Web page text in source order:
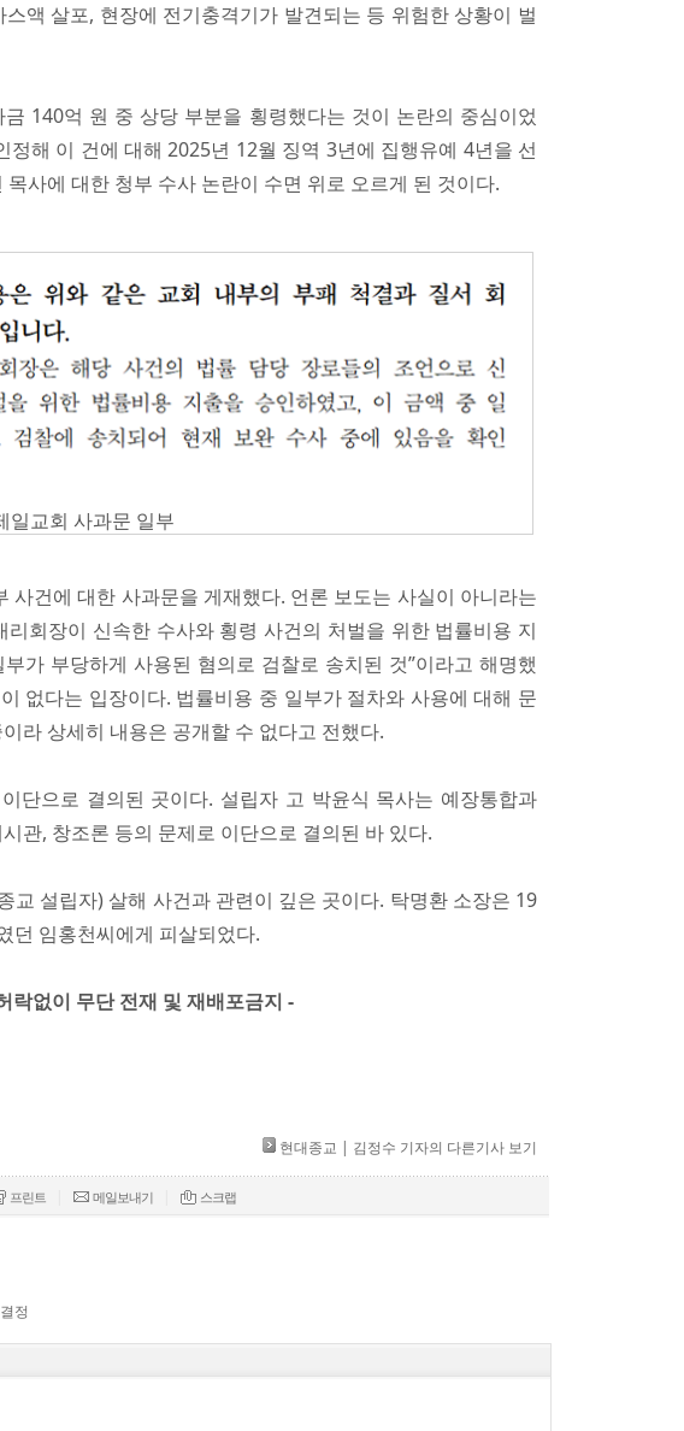
액 살포, 현장에 전기충격기가 발견되는 등 위험한 상황이 벌
140억 원 중 상당 부분을 횡령했다는 것이 논란의 중심이었
해 이 건에 대해 2025년 12월 징역 3년에 집행유예 4년을 선
사에 대한 청부 수사 논란이 수면 위로 오르게 된 것이다.
일교회 사과문 일부
사건에 대한 사과문을 게재했다. 언론 보도는 사실이 아니라는
회장이 신속한 수사와 횡령 사건의 처벌을 위한 법률비용 지
가 부당하게 사용된 혐의로 검찰로 송치된 것”이라고 해명했
없다는 입장이다. 법률비용 중 일부가 절차와 사용에 대해 문
라 상세히 내용은 공개할 수 없다고 전했다.
단으로 결의된 곳이다. 설립자 고 박윤식 목사는 예장통합과
관, 창조론 등의 문제로 이단으로 결의된 바 있다.
교 설립자) 살해 사건과 관련이 깊은 곳이다. 탁명환 소장은 19
던 임홍천씨에게 피살되었다.​
없이 무단 전재 및 재배포금지 -​
현대종교 | 김정수 기자의 다른기사 보기
프린트 메일보내기 스크랩
정